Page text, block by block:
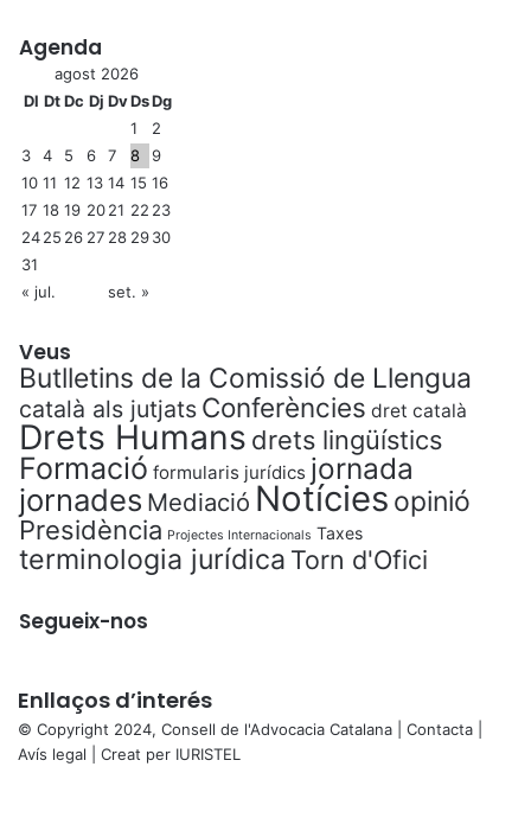
Agenda
agost 2026
Dl DtDc Dj DvDsDg
1
2
3
4 5 6 7 8
9
10 11 12 13 14 15 16
17 18 19 2021 22 23
2425 26 27 28 2930
31
« jul.
set. »
Veus
Butlletins de la Comissió de Llengua
català als jutjats Conferències dret català
Drets Humans drets lingüístics
Formació formularis jurídics jornada
jornades Mediació Notícies opinió
Presidència Projectes Internacionals Taxes
terminologia jurídica Torn d'Ofici
Segueix-nos
Enllaços d’interés
© Copyright 2024, Consell de l'Advocacia Catalana | Contacta
Avís legal | Creat per IURISTEL